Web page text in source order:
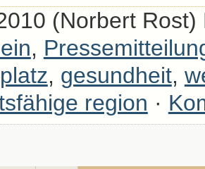
(Norbert Rost)
,
, gesundheit,
region ·